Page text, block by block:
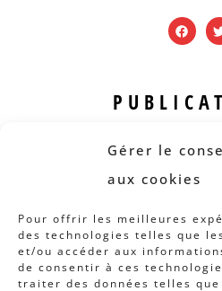
Gérer le
aux cookies
Pour offrir les meilleures
des technologies telles que
et/ou accéder aux
de consentir à ces
traiter des données telles
Revue B.I.S.
Rapports et analyses
Articles
AUTRES